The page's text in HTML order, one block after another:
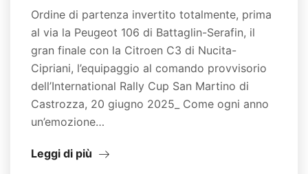
Ordine di partenza invertito totalmente, prima
al via la Peugeot 106 di Battaglin-Serafin, il
gran finale con la Citroen C3 di Nucita-
Cipriani, l’equipaggio al comando provvisorio
dell’International Rally Cup San Martino di
Castrozza, 20 giugno 2025_ Come ogni anno
un’emozione…
Leggi di più